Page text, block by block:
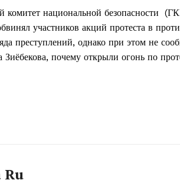
комитет национальной безопасности
участников акций протеста в
преступлений, однако при этом не
Зиёбекова, почему открыли огонь по
Ru